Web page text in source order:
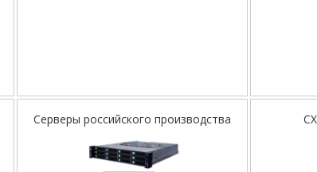
Серверы российского производства